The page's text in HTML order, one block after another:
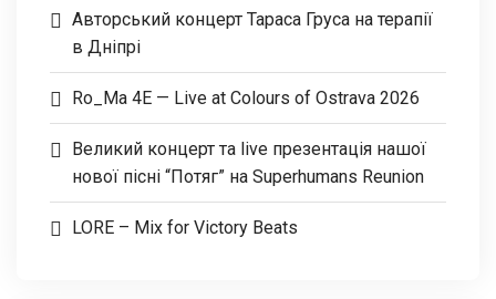
Авторський концерт Тараса Груса на терапії
в Дніпрі
Ro_Ma 4E — Live at Colours of Ostrava 2026
Великий концерт та live презентація нашої
нової пісні “Потяг” на Superhumans Reunion
LORE – Mix for Victory Beats